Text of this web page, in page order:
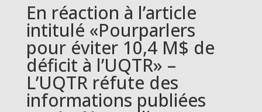
En réaction à l’article
intitulé «Pourparlers
pour éviter 10,4 M$ de
déficit à l’UQTR» –
L’UQTR réfute des
informations publiées